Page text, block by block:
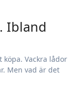
Ibland
Vackra lådor
Men vad är det